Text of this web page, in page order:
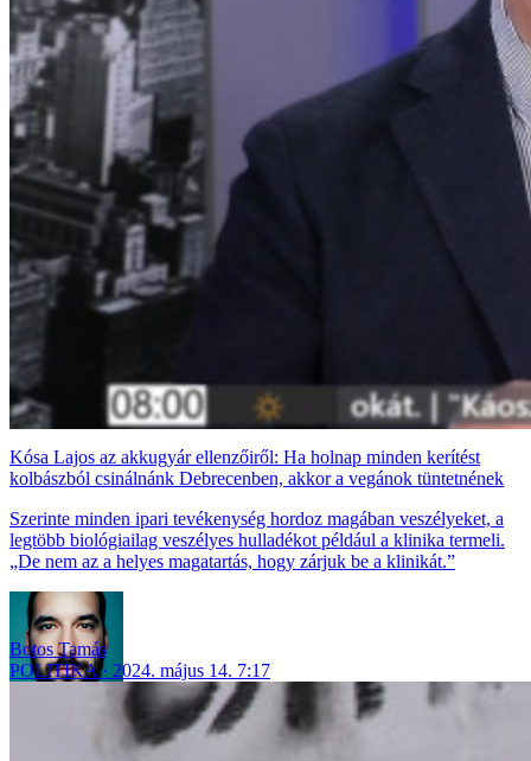
Kósa Lajos az akkugyár ellenzőiről: Ha holnap minden kerítést
kolbászból csinálnánk Debrecenben, akkor a vegánok tüntetnének
Szerinte minden ipari tevékenység hordoz magában veszélyeket, a
legtöbb biológiailag veszélyes hulladékot például a klinika termeli.
„De nem az a helyes magatartás, hogy zárjuk be a klinikát.”
Botos Tamás
POLITIKA
2024. május 14. 7:17